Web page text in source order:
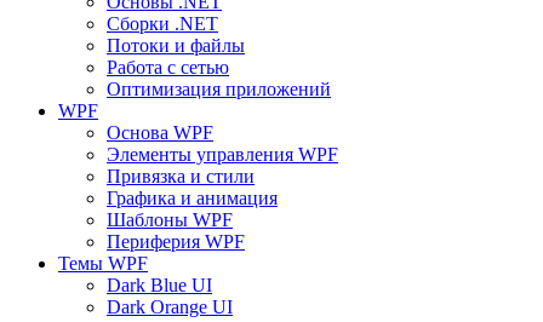
Сборки .NET
Потоки и файлы
Работа с сетью
Оптимизация приложений
WPF
Основа WPF
Элементы управления WPF
Привязка и стили
Графика и анимация
Шаблоны WPF
Периферия WPF
Темы WPF
Dark Blue UI
Dark Orange UI